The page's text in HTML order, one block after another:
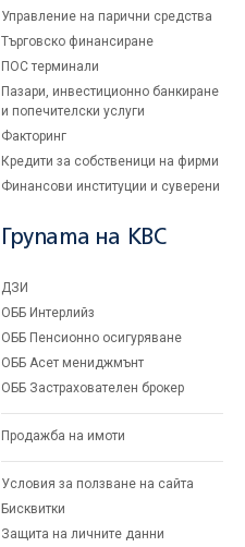
Управление на парични средства
Търговско финансиране
ПОС терминали
Пазари, инвестиционно банкиране
и попечителски услуги
Факторинг
Кредити за собственици на фирми
Финансови институции и суверени
Групата на KBC
ДЗИ
ОББ Интерлийз
ОББ Пенсионно осигуряване
ОББ Асет мениджмънт
ОББ Застрахователен брокер
Продажба на имоти
Условия за ползване на сайта
Бисквитки
Защита на личните данни